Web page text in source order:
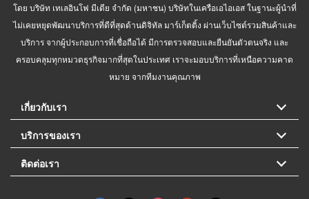
โดย บริษัท เทเลอินโฟ มีเดีย จำกัด (มหาชน) บริษัทในเครือเอไอเอส ในฐานะผู้นำที่
ไม่เคยหยุดพัฒนาบริการที่ดีที่สุดด้านดิจิทัล มาร์เก็ตติ้ง ผ่านเว็บไซต์รวมสินค้าและ
บริการ จากผู้ประกอบการที่เชื่อถือได้ มีการตรวจสอบและยืนยันตัวตนจริง และ
ครอบคลุมทุกหมวดธุรกิจมากที่สุดในประเทศ เราจะมอบบริการที่เหนือความคาด
หมาย จากทีมงานคุณภาพ
เกี่ยวกับเรา
บริการของเรา
ติดต่อเรา